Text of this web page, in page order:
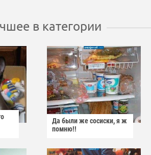
в категории
Да были же сосиски, я ж
помню!!